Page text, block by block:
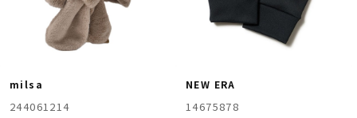
milsa
244061214
NEW ERA
14675878